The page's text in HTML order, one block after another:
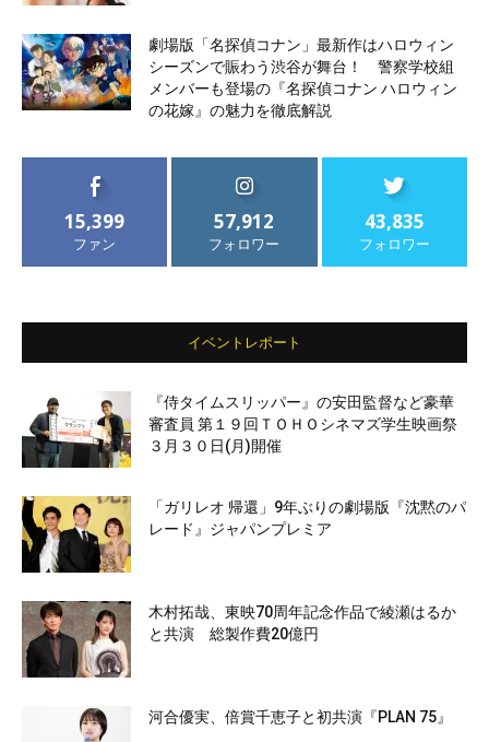
劇場版「名探偵コナン」最新作はハロウィン
シーズンで賑わう渋谷が舞台！ 警察学校組
メンバーも登場の『名探偵コナン ハロウィン
の花嫁』の魅力を徹底解説
15,399
ファン
57,912
フォロワー
43,835
フォロワー
イベントレポート
『侍タイムスリッパー』の安田監督など豪華
審査員 第１９回ＴＯＨＯシネマズ学生映画祭
３月３０日(月)開催
「ガリレオ 帰還」9年ぶりの劇場版『沈黙のパ
レード』ジャパンプレミア
木村拓哉、東映70周年記念作品で綾瀬はるか
と共演 総製作費20億円
河合優実、倍賞千恵子と初共演『PLAN 75』